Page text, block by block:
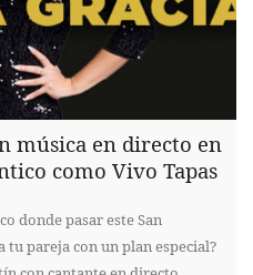
música en directo en
como Vivo Tapas
donde pasar este San
pareja con un plan especial?